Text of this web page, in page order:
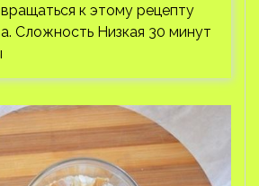
к этому рецепту
Сложность Низкая 30 минут